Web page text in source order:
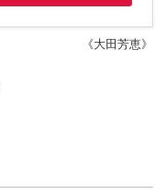
《大田芳恵》